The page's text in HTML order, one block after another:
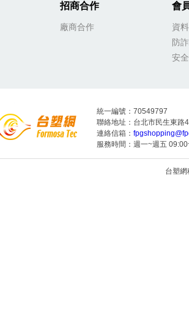
招商合作
廠商合作
會
資
防
安
統一編號：70549797
聯絡地址：台北市民生東路
連絡信箱：
服務時間：週一~週五
台塑